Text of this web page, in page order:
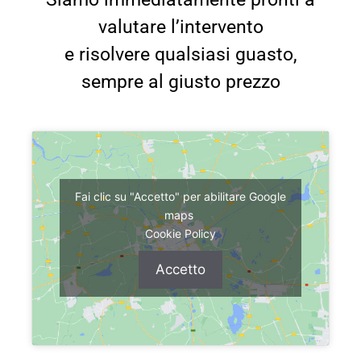
valutare l’intervento
e risolvere qualsiasi guasto,
sempre al giusto prezzo
Fai clic su "Accetto" per abilitare Google
maps
Cookie Policy
Accetto